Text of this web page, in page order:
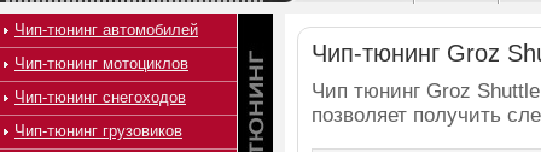
Чип-тюнинг Groz
Чип тюнинг Groz
позволяет получить
Чип-тюнинг автомобилей
Чип-тюнинг мотоциклов
Чип-тюнинг снегоходов
Чип-тюнинг грузовиков